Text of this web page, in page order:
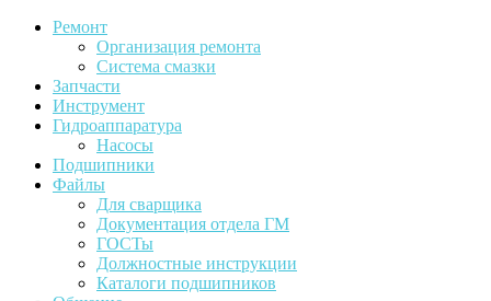
Ремонт
Организация ремонта
Система смазки
Запчасти
Инструмент
Гидроаппаратура
Насосы
Подшипники
Файлы
Для сварщика
Документация отдела ГМ
ГОСТы
Должностные инструкции
Каталоги подшипников